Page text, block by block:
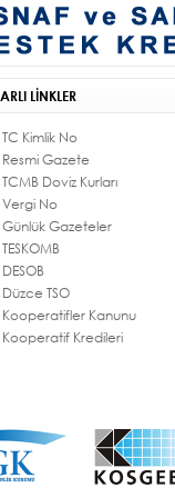
LİNKLER
TC Kimlik No
Resmi Gazete
TCMB Doviz Kurları
Vergi No
Günlük Gazeteler
TESKOMB
DESOB
Düzce TSO
Kooperatifler Kanunu
Kooperatif Kredileri